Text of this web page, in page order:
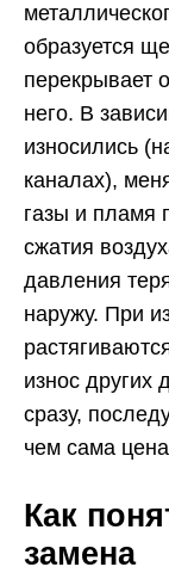
образуется
перекрывает
него. В
износились
каналах),
газы и пламя
сжатия
давления
наружу. При
износ других
сразу,
чем сама
Как
замена